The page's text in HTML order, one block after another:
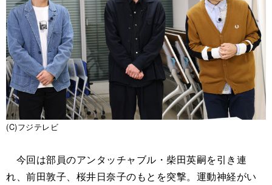
(C)フジテレビ
今回は部員のアンタッチャブル・柴田英嗣を引き連
れ、前田敦子、桜井日奈子のもとを突撃。運動神経がい